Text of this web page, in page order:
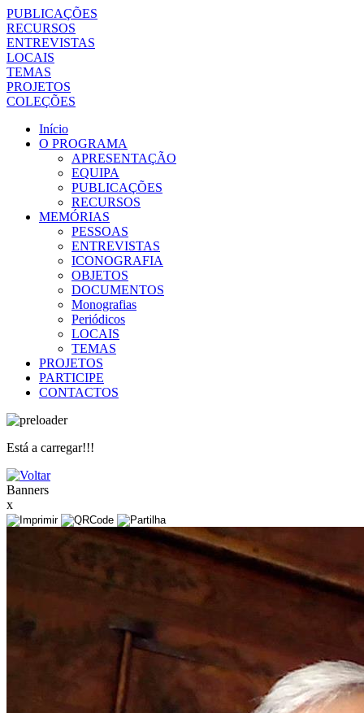
PUBLICAÇÕES
RECURSOS
ENTREVISTAS
LOCAIS
TEMAS
PROJETOS
COLEÇÕES
Início
O PROGRAMA
APRESENTAÇÃO
EQUIPA
PUBLICAÇÕES
RECURSOS
MEMÓRIAS
PESSOAS
ENTREVISTAS
ICONOGRAFIA
OBJETOS
DOCUMENTOS
Monografias
Periódicos
LOCAIS
TEMAS
PROJETOS
PARTICIPE
CONTACTOS
Está a carregar!!!
Banners
x